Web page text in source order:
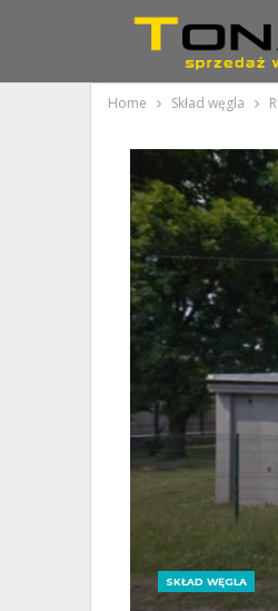
Home Skład węgla
SKŁAD WĘGLA